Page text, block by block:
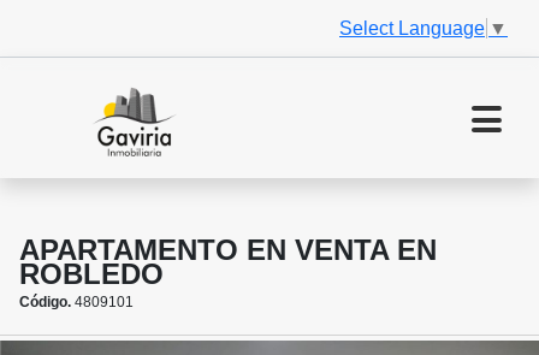
Select Language ▼
APARTAMENTO EN VENTA EN
ROBLEDO
Código. 4809101